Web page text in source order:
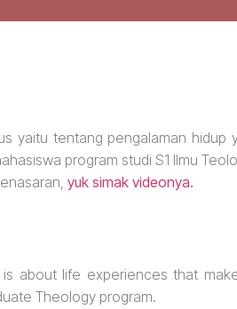
yaitu tentang pengalaman
program studi S1 Ilmu
yuk simak videonya.
is about life experiences that
Theology program.